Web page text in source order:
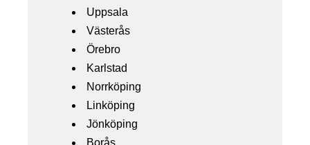
Uppsala
Västerås
Örebro
Karlstad
Norrköping
Linköping
Jönköping
Borås